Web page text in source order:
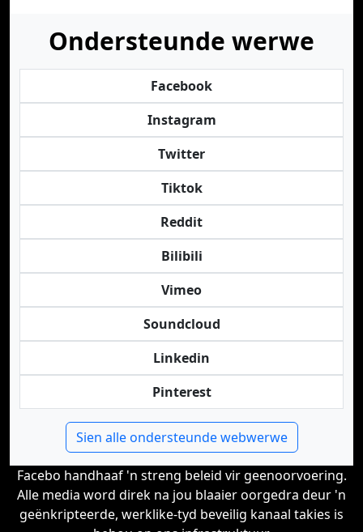
Ondersteunde werwe
Facebook
Instagram
Twitter
Tiktok
Reddit
Bilibili
Vimeo
Soundcloud
Linkedin
Pinterest
Sien alle ondersteunde webwerwe
Facebo handhaaf 'n streng beleid vir geenoorvoering.
Alle media word direk na jou blaaier oorgedra deur 'n
geënkripteerde, werklike-tyd beveilig kanaal takies is